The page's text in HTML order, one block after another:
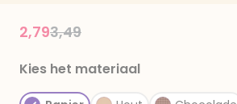
Price reduced from
3,49to
2,79
Kies het materiaal